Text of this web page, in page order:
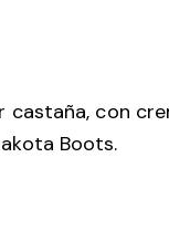
castaña, con
Boots.